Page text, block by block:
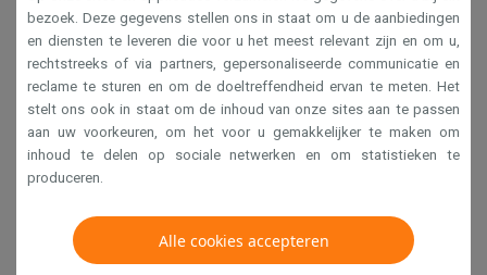
Privacy
Disclaimer
Cookies
Krëfel NV - Steenstraat 44 - Industriezone 4 "T Sas",
Copyright 2026
bezoek. Deze gegevens stellen ons in staat om u de aanbiedingen
en diensten te leveren die voor u het meest relevant zijn en om u,
rechtstreeks of via partners, gepersonaliseerde communicatie en
reclame te sturen en om de doeltreffendheid ervan te meten. Het
stelt ons ook in staat om de inhoud van onze sites aan te passen
aan uw voorkeuren, om het voor u gemakkelijker te maken om
inhoud te delen op sociale netwerken en om statistieken te
produceren.
Alle cookies accepteren